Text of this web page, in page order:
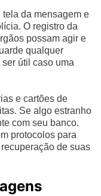
tela da mensagem e
O registro da
possam agir e
qualquer
útil caso uma
e cartões de
Se algo estranho
com seu banco.
protocolos para
de suas